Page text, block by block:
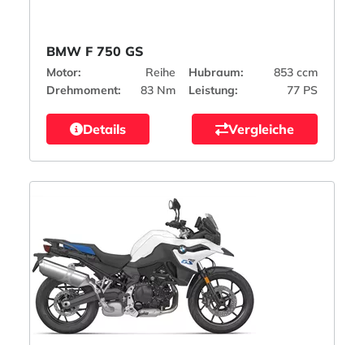
BMW F 750 GS
Motor: Reihe Hubraum:
853 ccm
Drehmoment:
83 Nm Leistung: 77 PS
Details Vergleiche